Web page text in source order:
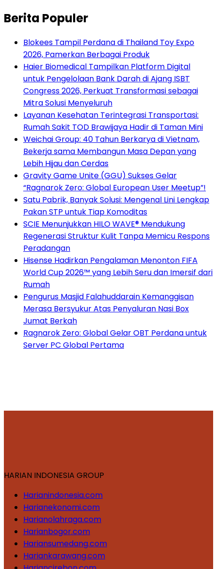
Berita Populer
Blokees Tampil Perdana di Thailand Toy Expo
2026, Pamerkan Berbagai Produk
Haier Biomedical Tampilkan Platform Digital
untuk Pengelolaan Bank Darah di Ajang ISBT
Congress 2026, Perkuat Transformasi sebagai
Mitra Solusi Menyeluruh
Layanan Kesehatan Terintegrasi Transportasi:
Rumah Sakit TOD Brawijaya Hadir di Taman Mini
Weichai Group: 40 Tahun Berkarya di Vietnam,
Bekerja sama Membangun Masa Depan yang
Lebih Hijau dan Cerdas
Gravity Game Unite (GGU) Sukses Gelar
“Ragnarok Zero: Global European User Meetup”!
Satu Pabrik, Banyak Solusi: Mengenal Lini Lengkap
Pakan STP untuk Tiap Komoditas
SCIE Menunjukkan HILO WAVE® Mendukung
Regenerasi Struktur Kulit Tanpa Memicu Respons
Peradangan
Hisense Hadirkan Pengalaman Menonton FIFA
World Cup 2026™ yang Lebih Seru dan Imersif dari
Rumah
Pengurus Masjid Falahuddarain Kemanggisan
Merasa Bersyukur Atas Penyaluran Nasi Box
Jumat Berkah
Ragnarok Zero: Global Gelar OBT Perdana untuk
Server PC Global Pertama
HARIAN INDONESIA GROUP
Harianindonesia.com
Harianekonomi.com
Harianolahraga.com
Harianbogor.com
Hariansumedang.com
Hariankarawang.com